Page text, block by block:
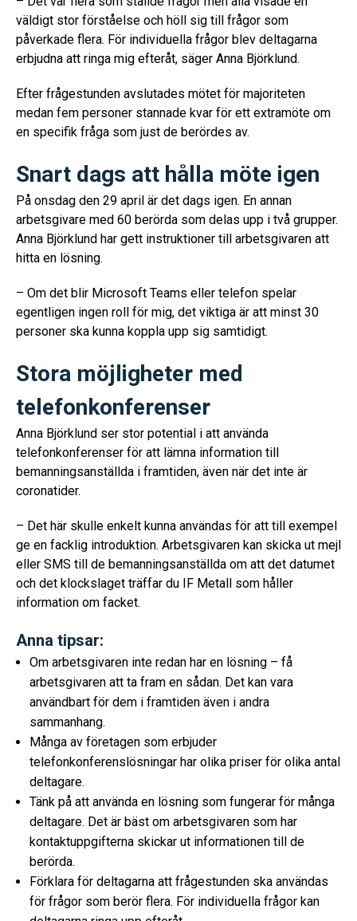
väldigt stor förståelse och höll sig till frågor som
påverkade flera. För individuella frågor blev deltagarna
erbjudna att ringa mig efteråt, säger Anna Björklund.
Efter frågestunden avslutades mötet för majoriteten
medan fem personer stannade kvar för ett extramöte om
en specifik fråga som just de berördes av.
Snart dags att hålla möte igen
På onsdag den 29 april är det dags igen. En annan
arbetsgivare med 60 berörda som delas upp i två grupper.
Anna Björklund har gett instruktioner till arbetsgivaren att
hitta en lösning.
– Om det blir Microsoft Teams eller telefon spelar
egentligen ingen roll för mig, det viktiga är att minst 30
personer ska kunna koppla upp sig samtidigt.
Stora möjligheter med
telefonkonferenser
Anna Björklund ser stor potential i att använda
telefonkonferenser för att lämna information till
bemanningsanställda i framtiden, även när det inte är
coronatider.
– Det här skulle enkelt kunna användas för att till exempel
ge en facklig introduktion. Arbetsgivaren kan skicka ut mejl
eller SMS till de bemanningsanställda om att det datumet
och det klockslaget träffar du IF Metall som håller
information om facket.
Anna tipsar:
Om arbetsgivaren inte redan har en lösning – få
arbetsgivaren att ta fram en sådan. Det kan vara
användbart för dem i framtiden även i andra
sammanhang.
Många av företagen som erbjuder
telefonkonferenslösningar har olika priser för olika antal
deltagare.
Tänk på att använda en lösning som fungerar för många
deltagare. Det är bäst om arbetsgivaren som har
kontaktuppgifterna skickar ut informationen till de
berörda.
Förklara för deltagarna att frågestunden ska användas
för frågor som berör flera. För individuella frågor kan